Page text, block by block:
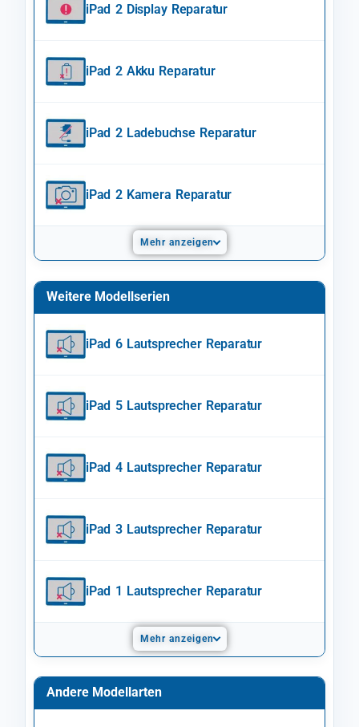
iPad 2 Display Reparatur
iPad 2 Akku Reparatur
iPad 2 Ladebuchse Reparatur
iPad 2 Kamera Reparatur
Mehr anzeigen
Weitere Modellserien
iPad 6 Lautsprecher Reparatur
iPad 5 Lautsprecher Reparatur
iPad 4 Lautsprecher Reparatur
iPad 3 Lautsprecher Reparatur
iPad 1 Lautsprecher Reparatur
Mehr anzeigen
Andere Modellarten